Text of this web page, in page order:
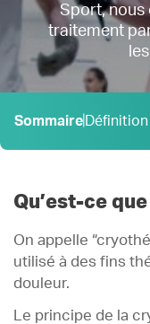
Sport, nous
traitement
Sommaire Définition
1 .Définition
3 . Indications
4 . Réserver une
Qu’est-ce
On appelle
utilisé à des fins
douleur.
Le principe de la